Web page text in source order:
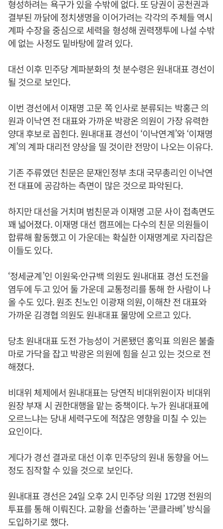
형성하려는 욕구가 있을 수밖에 없다. 또 당권이 공천권과
결부된 까닭에 정치생명을 이어가려는 각각의 주체들 역시
계파 수장을 중심으로 세력을 형성해 권력쟁투에 나설 수밖
에 없는 사정도 밑바탕에 깔려 있다.
대선 이후 민주당 계파분화의 첫 분수령은 원내대표 경선이
될 것으로 보인다.
이번 경선에서 이재명 고문 쪽 인사로 분류되는 박홍근 의
원과 이낙연 전 대표와 가까운 박광온 의원이 가장 유력한
양대 후보로 꼽힌다. 원내대표 경선이 ‘이낙연계’와 ‘이재명
계’의 계파 대리전 양상을 띨 것이란 전망이 나오는 이유다.
기존 주류였던 친문은 문재인정부 초대 국무총리인 이낙연
전 대표에 공감하는 측면이 많은 것으로 파악된다.
하지만 대선을 거치며 범친문과 이재명 고문 사이 접촉면도
꽤 넓어졌다. 이재명 대선 캠프에는 다수의 친문 의원들이
합류해 활동했고 이 가운데는 확실한 이재명계로 자리잡은
이들도 있다.
‘정세균계’인 이원욱·안규백 의원도 원내대표 경선 도전을
염두에 두고 있어 둘 가운데 교통정리를 통해 한 사람이 나
올 수도 있다. 원조 친노인 이광재 의원, 이해찬 전 대표와
가까운 김경협 의원도 원내대표 물망에 오르고 있다.
당초 원내대표 도전 가능성이 거론됐던 홍익표 의원은 불출
마로 가닥을 잡고 박광온 의원에 힘을 싣고 있는 것으로 전
해졌다.
비대위 체제에서 원내대표는 당연직 비대위원이자 비대위
원장 부재 시 권한대행을 맡는 중책이다. 누가 원내대표에
오르느냐는 당내 세력구도에 적잖은 영향을 미칠 수 있는
요인이다.
게다가 경선 결과로 대선 이후 민주당의 원내 동향을 어느
정도 짐작할 수 있을 것으로 보인다.
원내대표 경선은 24일 오후 2시 민주당 의원 172명 전원의
투표를 통해 이뤄진다. 교황을 선출하는 ‘콘클라베’ 방식을
도입하기로 했다.